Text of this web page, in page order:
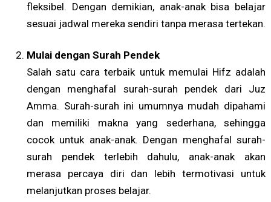
fleksibel. Dengan demikian, anak-anak bisa belajar
sesuai jadwal mereka sendiri tanpa merasa tertekan.
Mulai dengan Surah Pendek
Salah satu cara terbaik untuk memulai Hifz adalah
dengan menghafal surah-surah pendek dari Juz
Amma. Surah-surah ini umumnya mudah dipahami
dan memiliki makna yang sederhana, sehingga
cocok untuk anak-anak. Dengan menghafal surah-
surah pendek terlebih dahulu, anak-anak akan
merasa percaya diri dan lebih termotivasi untuk
melanjutkan proses belajar.